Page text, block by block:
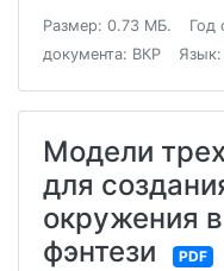
Размер: 0.73 МБ. Год
документа: ВКР
Язык:
Модели
для
окружения
фэнтези
PDF